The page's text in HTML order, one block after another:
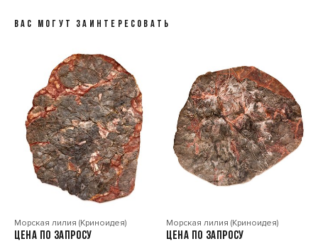
ВАС МОГУТ ЗАИНТЕРЕСОВАТЬ
Морская лилия (Криноидея)
Цена по запросу
Морская лилия (Криноидея)
Цена по запросу